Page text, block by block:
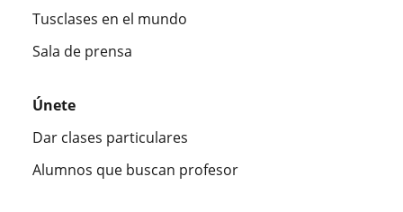
Tusclases en el mundo
Sala de prensa
Únete
Dar clases particulares
Alumnos que buscan profesor